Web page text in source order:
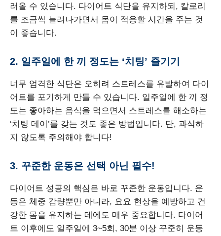
러올 수 있습니다. 다이어트 식단을 유지하되, 칼로리
를 조금씩 늘려나가면서 몸이 적응할 시간을 주는 것
이 좋습니다.
2. 일주일에 한 끼 정도는 ‘치팅’ 즐기기
너무 엄격한 식단은 오히려 스트레스를 유발하여 다이
어트를 포기하게 만들 수 있습니다. 일주일에 한 끼 정
도는 좋아하는 음식을 먹으면서 스트레스를 해소하는
‘치팅 데이’를 갖는 것도 좋은 방법입니다. 단, 과식하
지 않도록 주의해야 합니다!
3. 꾸준한 운동은 선택 아닌 필수!
다이어트 성공의 핵심은 바로 꾸준한 운동입니다. 운
동은 체중 감량뿐만 아니라, 요요 현상을 예방하고 건
강한 몸을 유지하는 데에도 매우 중요합니다. 다이어
트 이후에도 일주일에 3~5회, 30분 이상 꾸준히 운동